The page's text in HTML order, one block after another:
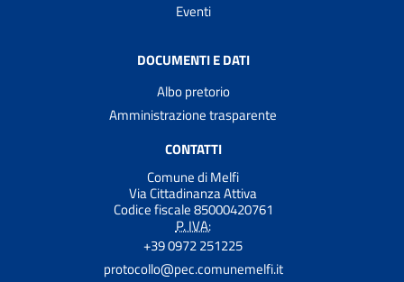
Eventi
DOCUMENTI E DATI
Albo pretorio
Amministrazione trasparente
CONTATTI
Comune di Melfi
Via Cittadinanza Attiva
Codice fiscale 85000420761
P. IVA:
+39 0972 251225
protocollo@pec.comunemelfi.it